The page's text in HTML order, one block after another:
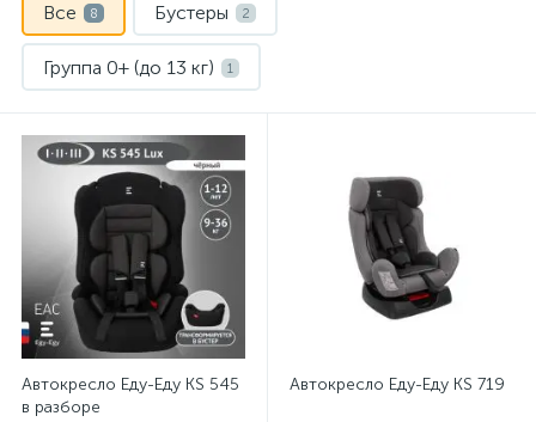
Все 8 Бустеры 2
Группа 0+ (до 13 кг) 1
Группа 0+/1/2 (0-25 кг)
Группа 1/2 (9-25 кг) 2
Группа 1/2/3 (9-36 кг)
Автокресло Еду-Еду KS 545
в разборе
Автокресло Еду-Еду KS 719